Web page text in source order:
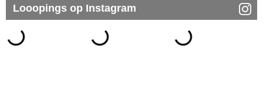
Looopings op Instagram